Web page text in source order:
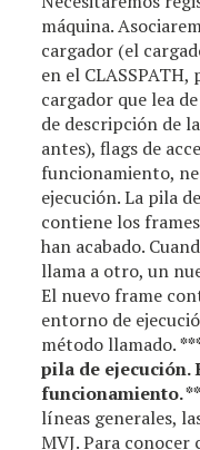
máquina.
cargador (el
en el
cargador que lea
de descripción de
antes), flags de
funcionamiento,
ejecución. La pila
contiene los
han acabado.
llama a otro, un
El nuevo frame
entorno de
método llamado.**
pila de ejecución.
funcionamiento.
líneas generales,
MVJ. Para